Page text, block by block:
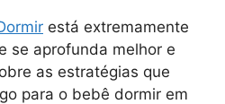
está extremamente
se aprofunda melhor e
as estratégias que
para o bebê dormir em